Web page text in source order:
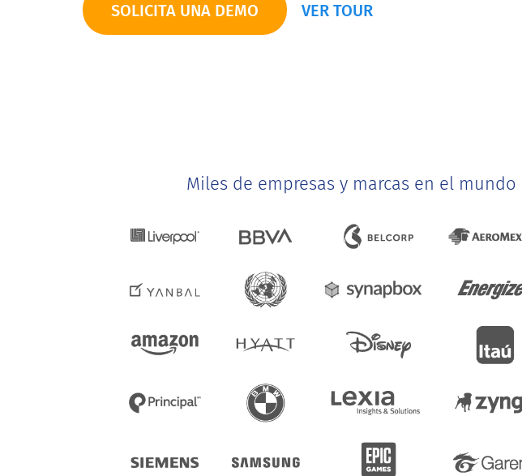
SOLICITA UNA DEMO VER TOUR
Miles de empresas y marcas en el mundo